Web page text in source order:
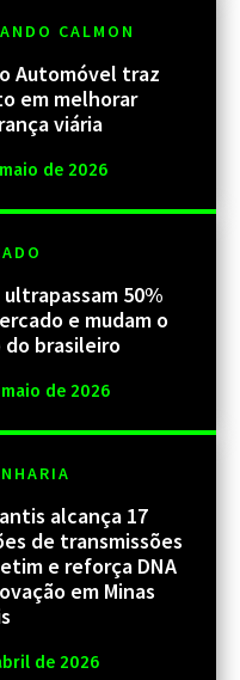
CALMON
Automóvel traz
em melhorar
viária
de 2026
ultrapassam 50%
e mudam o
do brasileiro
de 2026
alcança 17
de transmissões
e reforça DNA
em Minas
de 2026